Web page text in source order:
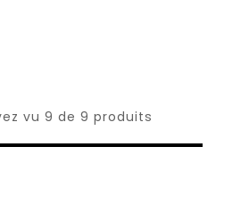
vu 9 de 9 produits